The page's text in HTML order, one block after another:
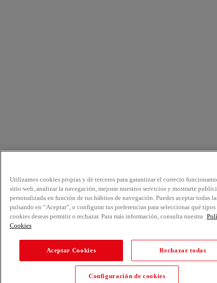
Utilizamos cookies propias y de terceros para garantizar el correcto
sitio web, analizar la navegación, mejorar nuestros servicios y mostrarte
personalizada en función de tus hábitos de navegación. Puedes aceptar todas
pulsando en “Aceptar”, o configurar tus preferencias para seleccionar qué tipos
cookies deseas permitir o rechazar. Para más información, consulta nuestra
Cookies
Aceptar Cookies Rechazar todas
Configuración de cookies